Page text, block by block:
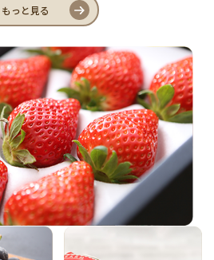
もっと見る